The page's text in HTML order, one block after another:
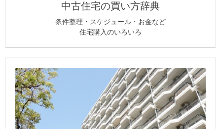
中古住宅の買い方辞典
条件整理・スケジュール・お金など
住宅購入のいろいろ